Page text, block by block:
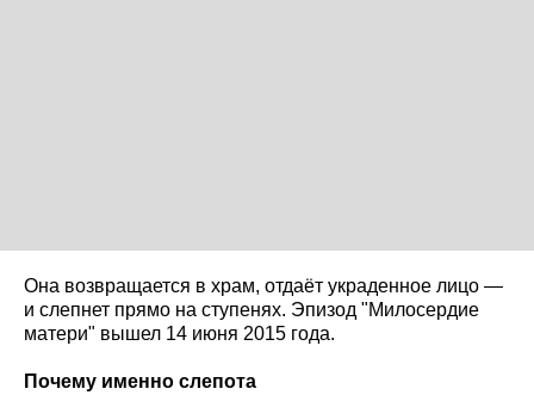
Она возвращается в храм, отдаёт украденное лицо —
и слепнет прямо на ступенях. Эпизод "Милосердие
матери" вышел 14 июня 2015 года.
Почему именно слепота